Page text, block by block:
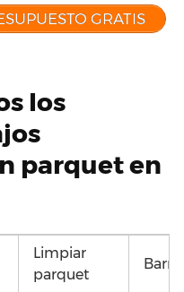
GRATIS
los
parquet en
Limpiar
parquet